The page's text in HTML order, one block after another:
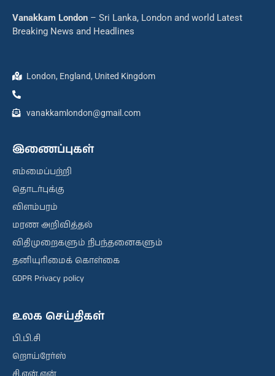
Vanakkam London – Sri Lanka, London and world Latest
Breaking News and Headlines
London, England, United Kingdom
vanakkamlondon@gmail.com
இணைப்புகள்
எம்மைப்பற்றி
தொடர்புக்கு
விளம்பரம்
மரண அறிவித்தல்
விதிமுறைகளும் நிபந்தனைகளும்
தனியுரிமைக் கொள்கை
GDPR Privacy policy
உலக செய்திகள்
பி.பி.சி
றொய்ரேர்ஸ்